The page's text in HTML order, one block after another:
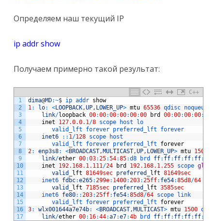
Определяем наш текущий IP
ip addr show
Получаем примерно такой результат:
C++
1
2
3
4
5
6
7
8
9
10
11
12
13
14
15
16
17
dima@MD:~$ ip addr show
1: lo: <LOOPBACK,UP, LOWER_UP> mtu 65536 qdisc noqueue
link/loopback 00:00:00:00:00:00 brd 00:00:00:00:
inet
127.0.0.1/8 scope host
lo
valid_lft forever preferred_lft forever
inet6
:: 1/128 scope
host
valid_lft forever preferred_lft forever
2: enp3s8: <BROADCAST, MULTICAST,UP, LOWER_UP> mtu 1500
link/ether 00:03:25:54:85:d8 brd ff: ff: ff: ff: ff:
inet
192.168.1.111/24 brd 192.168.1.255 scope
valid
lft 81649sec preferred lft 81649sec
inet6 fdbc:e265:299e: 1400:203:25ff: fe54:85d8/64
valid
lft 7185sec preferred lft 3585sec
inet6 fe80::203:25ff: fe54:85d8/64 scope
link
valid_lft forever preferred_lft forever
3: wlx001644a7e74b: <BROADCAST, MULTICAST> mtu 1500
link/ether 00: 16:44:a7:e7:4b brd ff: ff: ff: ff: ff: